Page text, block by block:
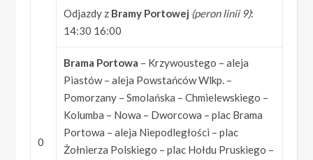
0
Odjazdy z Bramy Portowej (peron linii 9):
14:30 16:00
Brama Portowa – Krzywoustego – aleja
Piastów – aleja Powstańców Wlkp. –
Pomorzany – Smolańska – Chmielewskiego –
Kolumba – Nowa – Dworcowa – plac Brama
Portowa – aleja Niepodległości – plac
Żołnierza Polskiego – plac Hołdu Pruskiego –